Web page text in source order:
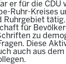
er für die CDU
Ruhr-Kreises
Ruhrgebiet
für
zu
Diese
auch aus